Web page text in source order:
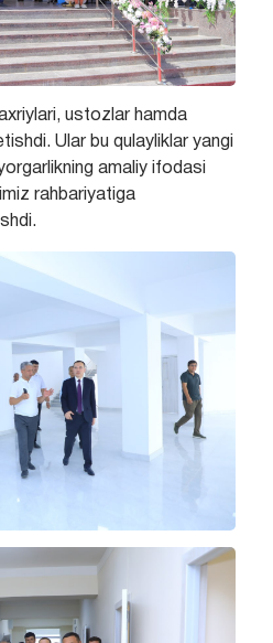
ustozlar hamda
Ular bu qulayliklar yangi
amaliy ifodasi
rahbariyatiga